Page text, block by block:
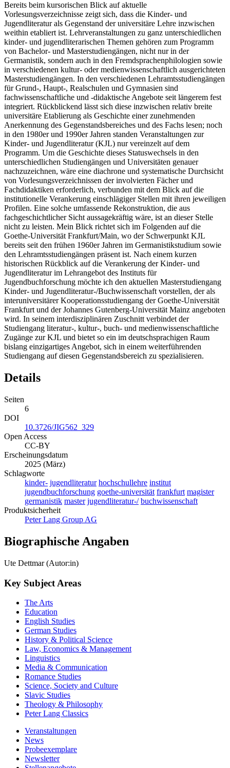
Bereits beim kursorischen Blick auf aktuelle
Vorlesungsverzeichnisse zeigt sich, dass die Kinder- und
Jugendliteratur als Gegenstand der universitäre Lehre inzwischen
weithin etabliert ist. Lehrveranstaltungen zu ganz unterschiedlichen
kinder- und jugendliterarischen Themen gehören zum Programm
von Bachelor- und Masterstudiengängen, nicht nur in der
Germanistik, sondern auch in den Fremdsprachenphilologien sowie
in verschiedenen kultur- oder medienwissenschaftlich ausgerichteten
Masterstudiengängen. In den verschiedenen Lehramtsstudiengängen
für Grund-, Haupt-, Realschulen und Gymnasien sind
fachwissenschaftliche und -didaktische Angebote seit längerem fest
integriert. Rückblickend lässt sich diese inzwischen relativ breite
universitäre Etablierung als Geschichte einer zunehmenden
Anerkennung des Gegenstandsbereiches und des Fachs lesen; noch
in den 1980er und 1990er Jahren standen Veranstaltungen zur
Kinder- und Jugendliteratur (KJL) nur vereinzelt auf dem
Programm. Um die Geschichte dieses Statuswechsels in den
unterschiedlichen Studiengängen und Universitäten genauer
nachzuzeichnen, wäre eine diachrone und systematische Durchsicht
von Vorlesungsverzeichnissen der involvierten Fächer und
Fachdidaktiken erforderlich, verbunden mit dem Blick auf die
institutionelle Verankerung einschlägiger Stellen mit ihren jeweiligen
Profilen. Eine solche umfassende Rekonstruktion, die aus
fachgeschichtlicher Sicht aussagekräftig wäre, ist an dieser Stelle
nicht zu leisten. Mein Blick richtet sich im Folgenden auf die
Goethe-Universität Frankfurt/Main, wo der Schwerpunkt KJL
bereits seit den frühen 1960er Jahren im Germanistikstudium sowie
den Lehramtsstudiengängen präsent ist. Nach einem kurzen
historischen Rückblick auf die Verankerung der Kinder- und
Jugendliteratur im Lehrangebot des Instituts für
Jugendbuchforschung möchte ich den aktuellen Masterstudiengang
Kinder- und Jugendliteratur-/Buchwissenschaft vorstellen, der als
interuniversitärer Kooperationsstudiengang der Goethe-Universität
Frankfurt und der Johannes Gutenberg-Universität Mainz angeboten
wird. In seinem interdisziplinären Zuschnitt verbindet der
Studiengang literatur-, kultur-, buch- und medienwissenschaftliche
Zugänge zur KJL und bietet so ein im deutschsprachigen Raum
bislang einzigartiges Angebot, sich in einem weiterführenden
Studiengang auf diesen Gegenstandsbereich zu spezialisieren.
Details
Seiten
6
DOI
10.3726/JIG562_329
Open Access
CC-BY
Erscheinungsdatum
2025 (März)
Schlagworte
kinder- jugendliteratur hochschullehre institut
jugendbuchforschung goethe-universität frankfurt magister
germanistik master jugendliteratur-/ buchwissenschaft
Produktsicherheit
Peter Lang Group AG
Biographische Angaben
Ute Dettmar (Autor:in)
Key Subject Areas
The Arts
Education
English Studies
German Studies
History & Political Science
Law, Economics & Management
Linguistics
Media & Communication
Romance Studies
Science, Society and Culture
Slavic Studies
Theology & Philosophy
Peter Lang Classics
Veranstaltungen
News
Probeexemplare
Newsletter